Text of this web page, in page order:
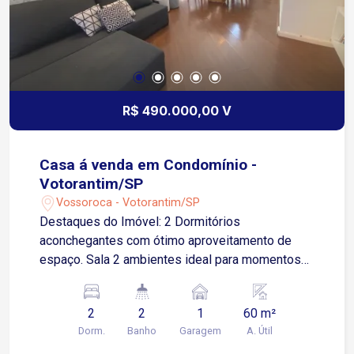
R$ 490.000,00 V
Casa á venda em Condomínio -
Votorantim/SP
Vossoroca - Votorantim/SP
Destaques do Imóvel: 2 Dormitórios
aconchegantes com ótimo aproveitamento de
espaço. Sala 2 ambientes ideal para momentos
trazem sofisticação e praticidade para o dia a dia.
Conforto: Lavabo no piso térreo e 1 banheiro
completo no piso superior. Espaço Gourmet
2
Dorm.
2
Banho
1
Garagem
60 m²
A. Útil